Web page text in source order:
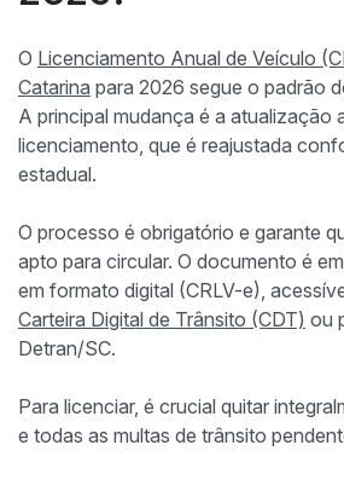
O Licenciamento Anual de Veículo
Catarina para 2026 segue o padrão
A principal mudança é a atualização
licenciamento, que é reajustada
estadual.
O processo é obrigatório e garante
apto para circular. O documento é
em formato digital (CRLV-e),
Carteira Digital de Trânsito (CDT) ou
Detran/SC.
Para licenciar, é crucial quitar
e todas as multas de trânsito